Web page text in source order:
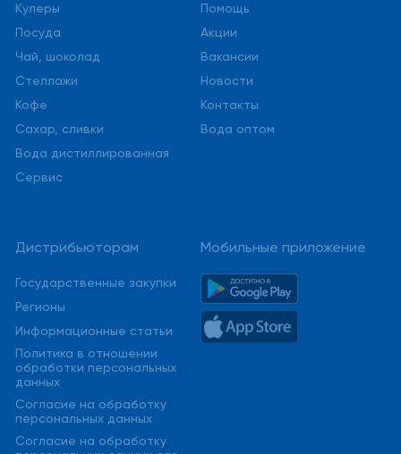
Кулеры
Посуда
Чай, шоколад
Стеллажи
Кофе
Сахар, сливки
Вода дистиллированная
Сервис
Помощь
Акции
Вакансии
Новости
Контакты
Вода оптом
Дистрибьюторам
Государственные закупки
Регионы
Информационные статьи
Политика в отношении
обработки персональных
данных
Cогласие на обработку
персональных данных
Cогласие на обработку
Мобильные приложение